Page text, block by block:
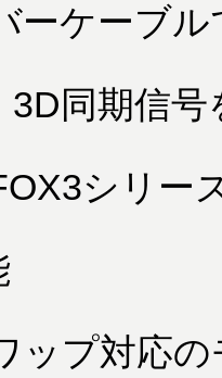
ーケーブ
3D同期信
シリー
ップ対応